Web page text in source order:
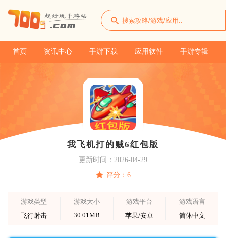
首页 资讯中心 手游下载 应用软件 手游专辑
我飞机打的贼6红包版
更新时间：2026-04-29
评分：6
游戏类型
飞行射击
游戏大小
30.01MB
游戏平台
苹果/安卓
游戏语言
简体中文